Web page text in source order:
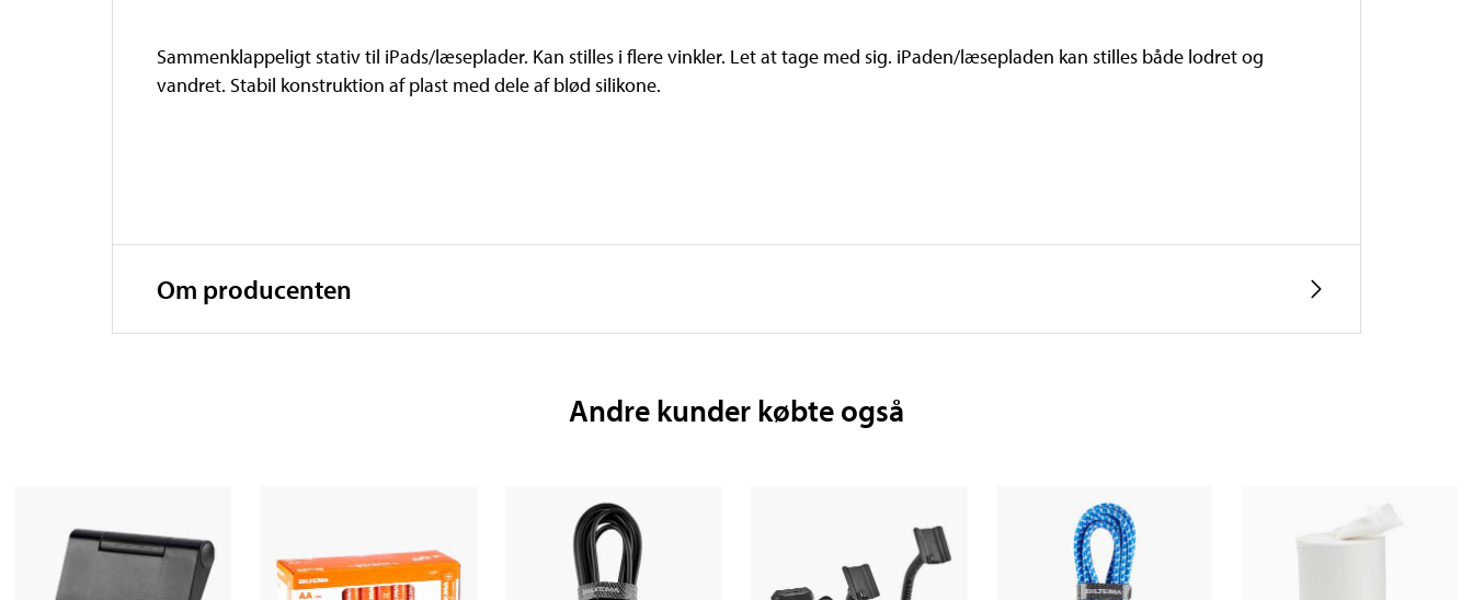
Sammenklappeligt stativ til iPads/læseplader. Kan stilles i flere vinkler. Let at tage med sig. iPaden/læsepladen kan stilles både lodret og
vandret. Stabil konstruktion af plast med dele af blød silikone.
Om producenten
Andre kunder købte også